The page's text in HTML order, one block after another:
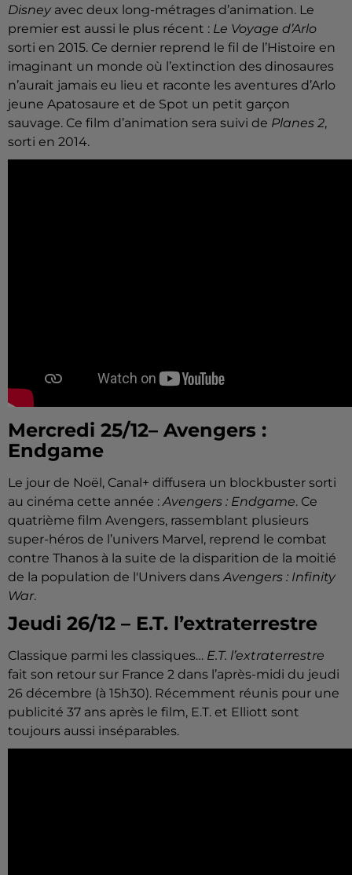
Disney avec deux long-métrages d’animation. Le
premier est aussi le plus récent : Le Voyage d’Arlo
sorti en 2015. Ce dernier reprend le fil de l’Histoire en
imaginant un monde où l’extinction des dinosaures
n’aurait jamais eu lieu et raconte les aventures d’Arlo
jeune Apatosaure et de Spot un petit garçon
sauvage. Ce film d’animation sera suivi de Planes 2,
sorti en 2014.
Mercredi 25/12– Avengers :
Endgame
Le jour de Noël, Canal+ diffusera un blockbuster sorti
au cinéma cette année :Avengers : Endgame. Ce
quatrième film Avengers, rassemblant plusieurs
super-héros de l’univers Marvel, reprend le combat
contre Thanos à la suite de la disparition de la moitié
de la population de l'Univers dansAvengers : Infinity
War.
Jeudi 26/12 – E.T. l’extraterrestre
Classique parmi les classiques… E.T. l’extraterrestre
fait son retour sur France 2 dans l’après-midi du jeudi
26 décembre (à 15h30). Récemment réunis pour une
publicité 37 ans après le film, E.T. et Elliott sont
toujours aussi inséparables.